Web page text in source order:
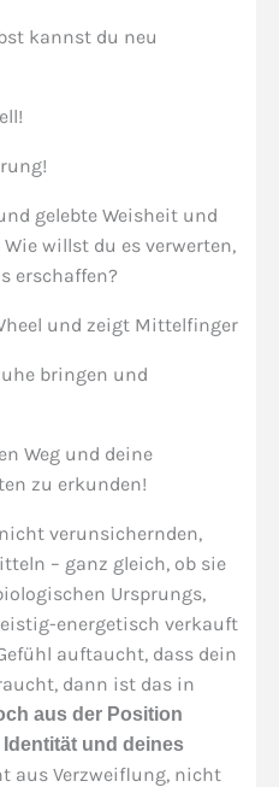
kannst du neu
gelebte Weisheit und
willst du es verwerten,
erschaffen?
bringen und
Weg und deine
zu erkunden!
verunsichernden,
– ganz gleich, ob sie
Ursprungs,
energetisch verkauft
auftaucht, dass dein
dann ist das in
aus der Position
und deines
aus Verzweiflung, nicht